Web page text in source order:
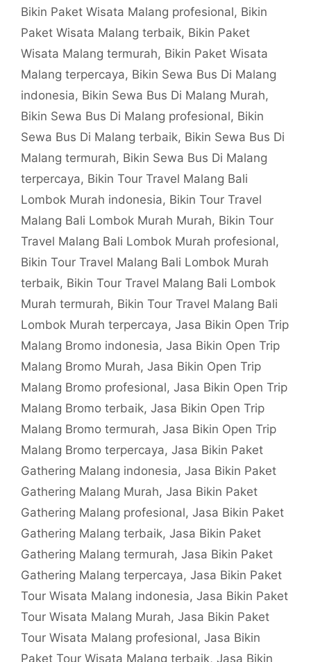
Bikin Paket Wisata Malang profesional, Bikin
Paket Wisata Malang terbaik, Bikin Paket
Wisata Malang termurah, Bikin Paket Wisata
Malang terpercaya, Bikin Sewa Bus Di Malang
indonesia, Bikin Sewa Bus Di Malang Murah,
Bikin Sewa Bus Di Malang profesional, Bikin
Sewa Bus Di Malang terbaik, Bikin Sewa Bus Di
Malang termurah, Bikin Sewa Bus Di Malang
terpercaya, Bikin Tour Travel Malang Bali
Lombok Murah indonesia, Bikin Tour Travel
Malang Bali Lombok Murah Murah, Bikin Tour
Travel Malang Bali Lombok Murah profesional,
Bikin Tour Travel Malang Bali Lombok Murah
terbaik, Bikin Tour Travel Malang Bali Lombok
Murah termurah, Bikin Tour Travel Malang Bali
Lombok Murah terpercaya, Jasa Bikin Open Trip
Malang Bromo indonesia, Jasa Bikin Open Trip
Malang Bromo Murah, Jasa Bikin Open Trip
Malang Bromo profesional, Jasa Bikin Open Trip
Malang Bromo terbaik, Jasa Bikin Open Trip
Malang Bromo termurah, Jasa Bikin Open Trip
Malang Bromo terpercaya, Jasa Bikin Paket
Gathering Malang indonesia, Jasa Bikin Paket
Gathering Malang Murah, Jasa Bikin Paket
Gathering Malang profesional, Jasa Bikin Paket
Gathering Malang terbaik, Jasa Bikin Paket
Gathering Malang termurah, Jasa Bikin Paket
Gathering Malang terpercaya, Jasa Bikin Paket
Tour Wisata Malang indonesia, Jasa Bikin Paket
Tour Wisata Malang Murah, Jasa Bikin Paket
Tour Wisata Malang profesional, Jasa Bikin
Paket Tour Wisata Malang terbaik, Jasa Bikin